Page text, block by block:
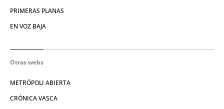
PRIMERAS PLANAS
EN VOZ BAJA
Otras webs
METRÓPOLI ABIERTA
CRÓNICA VASCA